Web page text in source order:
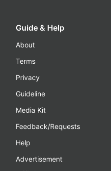
Guide & Help
About
Terms
Privacy
Guideline
Media Kit
Feedback/Requests
Help
Advertisement